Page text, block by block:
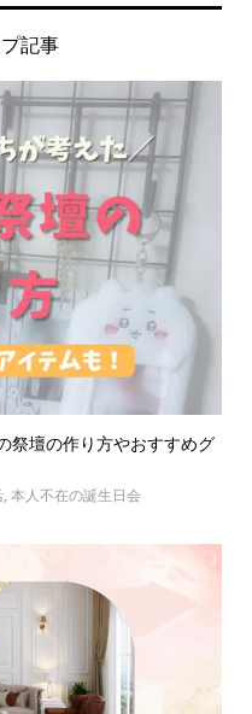
記事
祭壇の作り方やおすすめグ
, 本人不在の誕生日会